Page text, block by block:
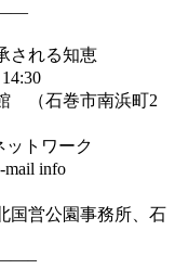
される知恵
（石巻市南浜町2
ットワーク
mail info
国営公園事務所、石